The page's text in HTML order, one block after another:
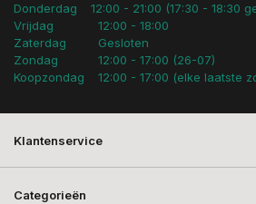
Donderdag
12:00 - 21:00 (17:30 - 18:30
Vrijdag
Zaterdag
Zondag
Koopzondag
12:00 - 18:00
Gesloten
12:00 - 17:00 (26-07)
12:00 - 17:00 (elke laatste
Klantenservice
Categorieën